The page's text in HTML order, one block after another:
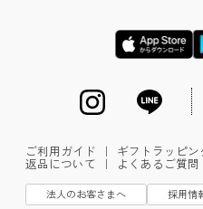
ご利用ガイド ｜ ギフトラッピ
返品について ｜ よくあるご質問
法人のお客さまへ 採用情